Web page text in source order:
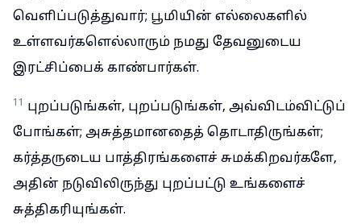
வெளிப்படுத்துவார்; பூமியின் எல்லைகளில்
உள்ளவர்களெல்லாரும் நமது தேவனுடைய
இரட்சிப்பைக் காண்பார்கள்.
11 புறப்படுங்கள், புறப்படுங்கள், அவ்விடம்விட்டுப்
போங்கள்; அசுத்தமானதைத் தொடாதிருங்கள்;
கர்த்தருடைய பாத்திரங்களைச் சுமக்கிறவர்களே,
அதின் நடுவிலிருந்து புறப்பட்டு உங்களைச்
சுத்திகரியுங்கள்.